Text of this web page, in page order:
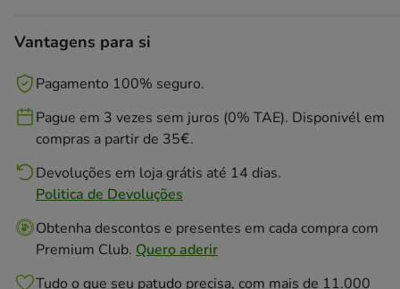
Vantagens para si
Pagamento 100% seguro.
Pague em 3 vezes sem juros (0% TAE). Disponivél em
compras a partir de 35€.
Devoluções em loja grátis até 14 dias.
Politica de Devoluções
Obtenha descontos e presentes em cada compra com
Premium Club. Quero aderir
Tudo o que seu patudo precisa, com mais de 11.000